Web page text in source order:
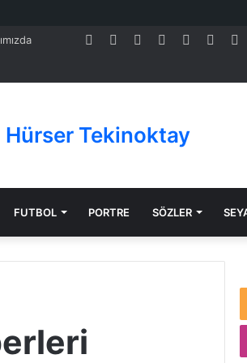
YouTube
LinkedIn
Pinterest
Twitter
Facebook
Hürser Tekinoktay
FUTBOL PORTRE SÖZLER